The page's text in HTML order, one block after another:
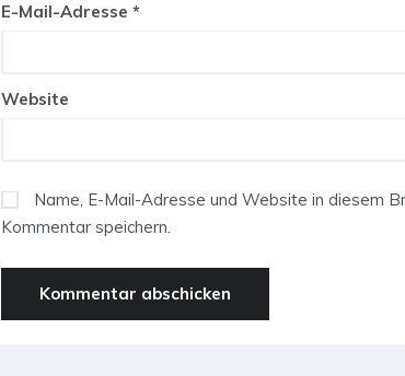
E-Mail-Adresse *
Website
Name, E-Mail-Adresse und Website in diesem
Kommentar speichern.